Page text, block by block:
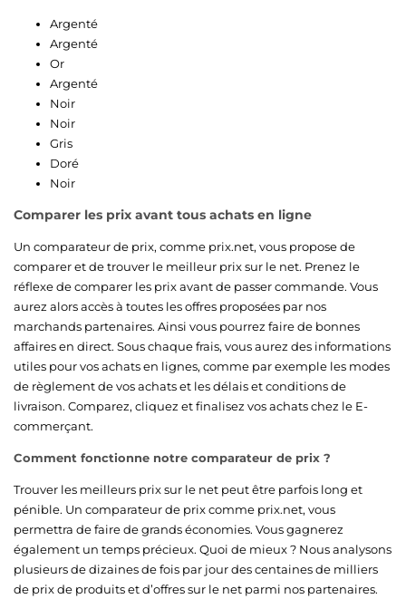
Argenté
Argenté
Or
Argenté
Noir
Noir
Gris
Doré
Noir
Comparer les prix avant tous achats en ligne
Un comparateur de prix, comme prix.net, vous propose de
comparer et de trouver le meilleur prix sur le net. Prenez le
réflexe de comparer les prix avant de passer commande. Vous
aurez alors accès à toutes les offres proposées par nos
marchands partenaires. Ainsi vous pourrez faire de bonnes
affaires en direct. Sous chaque frais, vous aurez des informations
utiles pour vos achats en lignes, comme par exemple les modes
de règlement de vos achats et les délais et conditions de
livraison. Comparez, cliquez et finalisez vos achats chez le E-
commerçant.
Comment fonctionne notre comparateur de prix ?
Trouver les meilleurs prix sur le net peut être parfois long et
pénible. Un comparateur de prix comme prix.net, vous
permettra de faire de grands économies. Vous gagnerez
également un temps précieux. Quoi de mieux ? Nous analysons
plusieurs de dizaines de fois par jour des centaines de milliers
de prix de produits et d’offres sur le net parmi nos partenaires.